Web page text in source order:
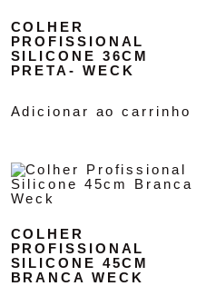
COLHER
PROFISSIONAL
SILICONE 36CM
PRETA- WECK
Adicionar ao carrinho
COLHER
PROFISSIONAL
SILICONE 45CM
BRANCA WECK